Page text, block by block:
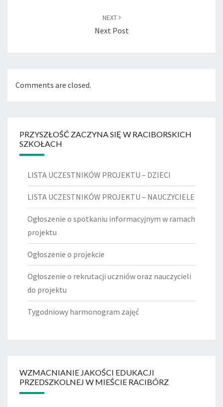
NEXT
Next Post
Comments are closed.
PRZYSZŁOŚĆ ZACZYNA SIĘ W RACIBORSKICH
SZKOŁACH
LISTA UCZESTNIKÓW PROJEKTU – DZIECI
LISTA UCZESTNIKÓW PROJEKTU – NAUCZYCIELE
Ogłoszenie o spotkaniu informacyjnym w ramach
projektu
Ogłoszenie o projekcie
Ogłoszenie o rekrutacji uczniów oraz nauczycieli
do projektu
Tygodniowy harmonogram zajęć
WZMACNIANIE JAKOŚCI EDUKACJI
PRZEDSZKOLNEJ W MIEŚCIE RACIBÓRZ